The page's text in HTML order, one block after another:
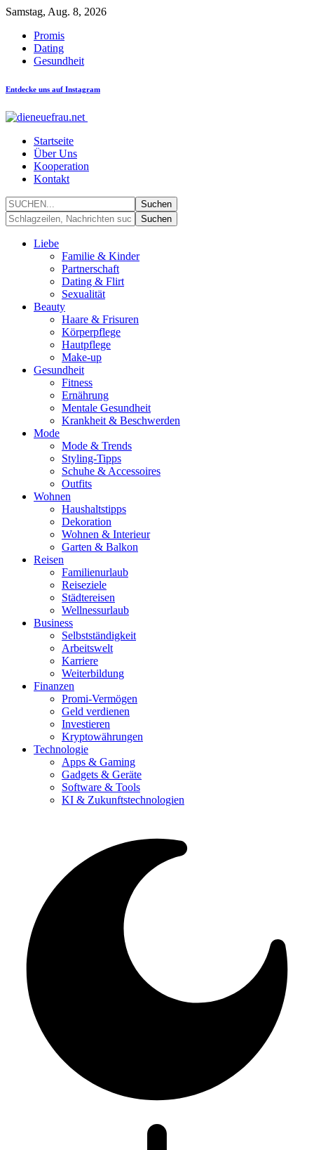
Samstag, Aug. 8, 2026
Promis
Dating
Gesundheit
Entdecke uns auf Instagram
Startseite
Über Uns
Kooperation
Kontakt
Liebe
Familie & Kinder
Partnerschaft
Dating & Flirt
Sexualität
Beauty
Haare & Frisuren
Körperpflege
Hautpflege
Make-up
Gesundheit
Fitness
Ernährung
Mentale Gesundheit
Krankheit & Beschwerden
Mode
Mode & Trends
Styling-Tipps
Schuhe & Accessoires
Outfits
Wohnen
Haushaltstipps
Dekoration
Wohnen & Interieur
Garten & Balkon
Reisen
Familienurlaub
Reiseziele
Städtereisen
Wellnessurlaub
Business
Selbstständigkeit
Arbeitswelt
Karriere
Weiterbildung
Finanzen
Promi-Vermögen
Geld verdienen
Investieren
Kryptowährungen
Technologie
Apps & Gaming
Gadgets & Geräte
Software & Tools
KI & Zukunftstechnologien